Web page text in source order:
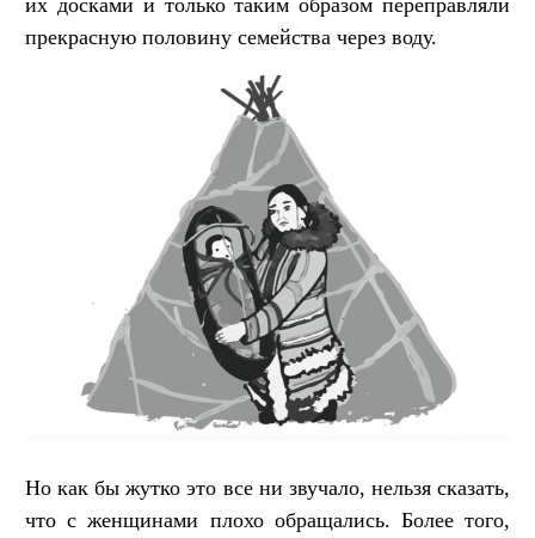
их досками и только таким образом переправляли
прекрасную половину семейства через воду.
Но как бы жутко это все ни звучало, нельзя сказать,
что с женщинами плохо обращались. Более того,